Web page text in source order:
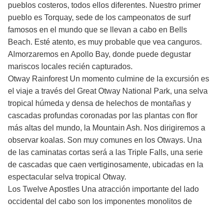
pueblos costeros, todos ellos diferentes. Nuestro primer
pueblo es Torquay, sede de los campeonatos de surf
famosos en el mundo que se llevan a cabo en Bells
Beach. Esté atento, es muy probable que vea canguros.
Almorzaremos en Apollo Bay, donde puede degustar
mariscos locales recién capturados.
Otway Rainforest Un momento culmine de la excursión es
el viaje a través del Great Otway National Park, una selva
tropical húmeda y densa de helechos de montañas y
cascadas profundas coronadas por las plantas con flor
más altas del mundo, la Mountain Ash. Nos dirigiremos a
observar koalas. Son muy comunes en los Otways. Una
de las caminatas cortas será a las Triple Falls, una serie
de cascadas que caen vertiginosamente, ubicadas en la
espectacular selva tropical Otway.
Los Twelve Apostles Una atracción importante del lado
occidental del cabo son los imponentes monolitos de